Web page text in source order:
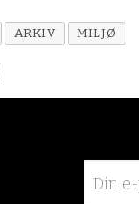
ARKIV MILJØ